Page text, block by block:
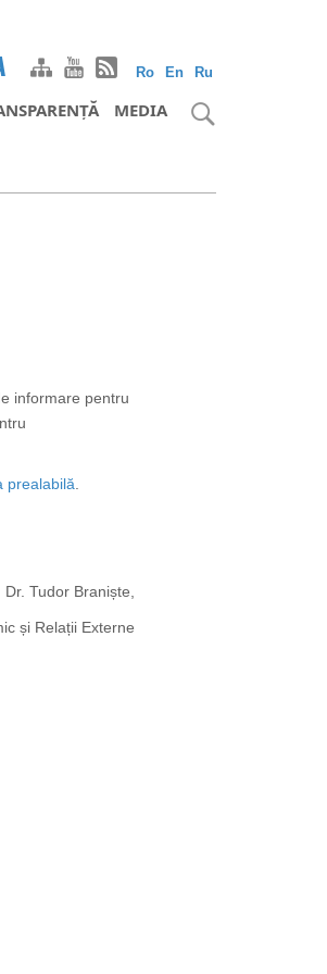
Ro En Ru
MEDIA
informare pentru
prealabilă
Dr. Tudor Braniște,
și Relații Externe